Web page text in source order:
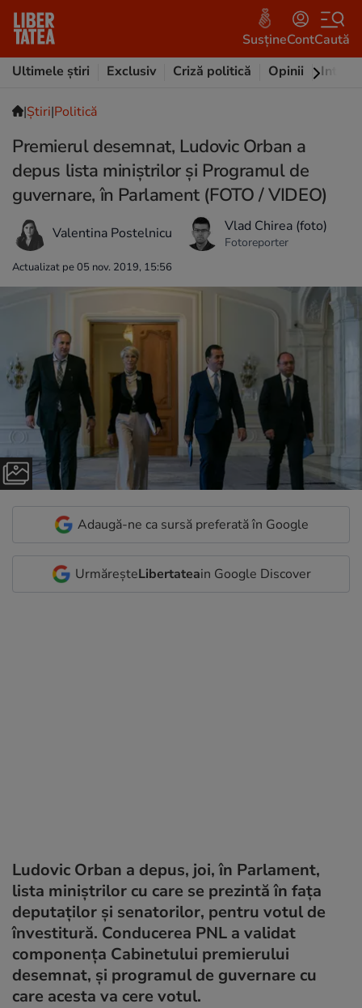
SusțineContCaută
Ultimele știri
Exclusiv Criză politică Opinii
|Ştiri|Politică
Premierul desemnat, Ludovic Orban a
depus lista miniştrilor şi Programul de
guvernare, în Parlament (FOTO / VIDEO)
Valentina Postelnicu Vlad Chirea (foto)
Fotoreporter
Actualizat pe 05 nov. 2019, 15:56
Adaugă-ne ca sursă preferată în Google
UrmăreșteLibertateain Google Discover
Ludovic Orban a depus, joi, în Parlament,
lista miniştrilor cu care se prezintă în faţa
deputaţilor şi senatorilor, pentru votul de
învestitură. Conducerea PNL a validat
componenţa Cabinetului premierului
desemnat, şi programul de guvernare cu
care acesta va cere votul.